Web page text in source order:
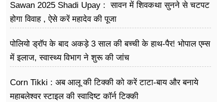
Sawan 2025 Shadi Upay : सावन में शिवकथा सुनने से चटपट
होगा विवाह , ऐसे करें महादेव की पूजा
पोलियो ड्रॉप के बाद अकड़े 3 साल की बच्ची के हाथ-पैर! भोपाल एम्स
में इलाज, स्वास्थ्य विभाग ने शुरू की जांच
Corn Tikki : अब आलू की टिक्की को करें टाटा-बाय और बनाये
महाबलेश्वर स्टाइल की स्वादिष्ट कॉर्न टिक्की